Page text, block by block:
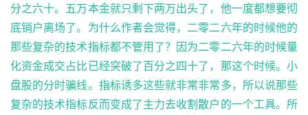
分之六十。五万本金就只剩下两万出头了，他一度都想要彻
底销户离场了。为什么作者会觉得，二零二六年的时候他的
那些复杂的技术指标都不管用了？因为二零二六年的时候量
化资金成交占比已经突破了百分之四十了，那这个时候。小
盘股的分时骗线。指标诱多这些就非常非常多，所以说那些
复杂的技术指标反而变成了主力去收割散户的一个工具。所